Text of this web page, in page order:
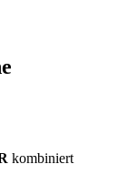
kombiniert